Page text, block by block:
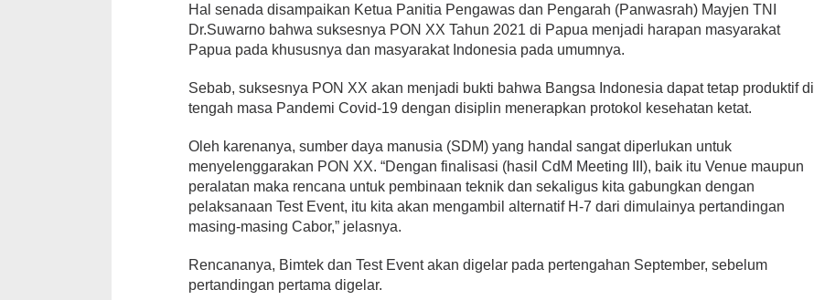
Hal senada disampaikan Ketua Panitia Pengawas dan Pengarah (Panwasrah) Mayjen TNI
Dr.Suwarno bahwa suksesnya PON XX Tahun 2021 di Papua menjadi harapan masyarakat
Papua pada khususnya dan masyarakat Indonesia pada umumnya.
Sebab, suksesnya PON XX akan menjadi bukti bahwa Bangsa Indonesia dapat tetap produktif di
tengah masa Pandemi Covid-19 dengan disiplin menerapkan protokol kesehatan ketat.
Oleh karenanya, sumber daya manusia (SDM) yang handal sangat diperlukan untuk
menyelenggarakan PON XX. “Dengan finalisasi (hasil CdM Meeting III), baik itu Venue maupun
peralatan maka rencana untuk pembinaan teknik dan sekaligus kita gabungkan dengan
pelaksanaan Test Event, itu kita akan mengambil alternatif H-7 dari dimulainya pertandingan
masing-masing Cabor,” jelasnya.
Rencananya, Bimtek dan Test Event akan digelar pada pertengahan September, sebelum
pertandingan pertama digelar.